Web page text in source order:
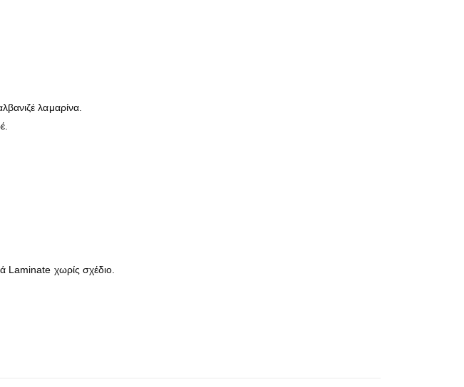
λαμαρίνα.
Laminate χωρίς σχέδιο.